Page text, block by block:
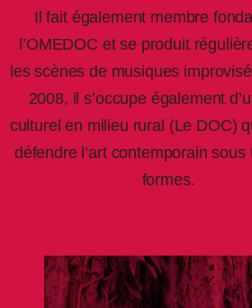
Il fait également membre
l’OMEDOC et se produit
les scènes de musiques
2008, il s’occupe également
culturel en milieu rural (Le DOC)
défendre l’art contemporain sous
formes.